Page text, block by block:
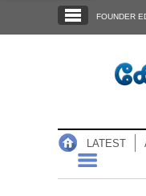
NOTIFIED NEWS
FOUNDER
LATEST